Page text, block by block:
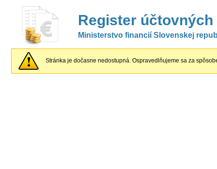
Register účtovných
Ministerstvo financií Slovenskej
Stránka je dočasne nedostupná. Ospravedlňujeme sa za